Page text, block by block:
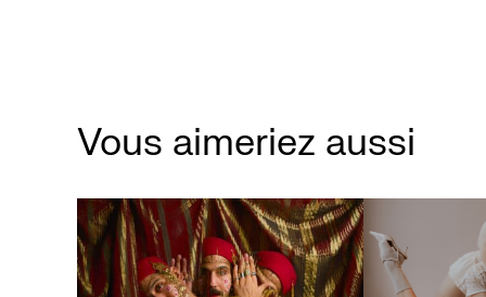
Vous aimeriez aussi